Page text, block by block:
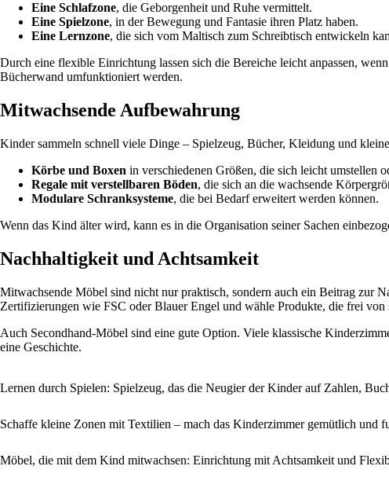
Eine Schlafzone, die Geborgenheit und Ruhe vermittelt.
Eine Spielzone, in der Bewegung und Fantasie ihren Platz haben.
Eine Lernzone, die sich vom Maltisch zum Schreibtisch entwickeln
Durch eine flexible Einrichtung lassen sich die Bereiche leicht anpassen,
Bücherwand umfunktioniert werden.
Mitwachsende Aufbewahrung
Kinder sammeln schnell viele Dinge – Spielzeug, Bücher, Kleidung und
Körbe und Boxen in verschiedenen Größen, die sich leicht umstellen
Regale mit verstellbaren Böden, die sich an die wachsende
Modulare Schranksysteme, die bei Bedarf erweitert werden können.
Wenn das Kind älter wird, kann es in die Organisation seiner Sachen
Nachhaltigkeit und Achtsamkeit
Mitwachsende Möbel sind nicht nur praktisch, sondern auch ein Beitrag zur
Zertifizierungen wie FSC oder Blauer Engel und wähle Produkte, die frei von
Auch Secondhand-Möbel sind eine gute Option. Viele klassische
eine Geschichte.
Lernen durch Spielen: Spielzeug, das die Neugier der Kinder auf Zahlen,
Schaffe kleine Zonen mit Textilien – mach das Kinderzimmer gemütlich und
Möbel, die mit dem Kind mitwachsen: Einrichtung mit Achtsamkeit und